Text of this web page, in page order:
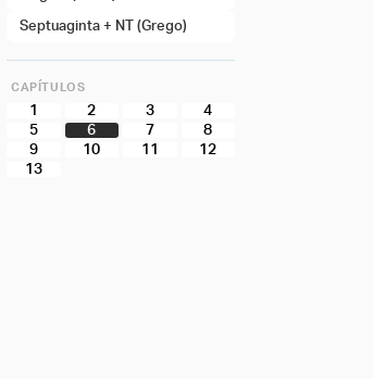
Septuaginta + NT (Grego)
CAPÍTULOS
1 2 3
4
5
6 7
8
9
10 11
12
13